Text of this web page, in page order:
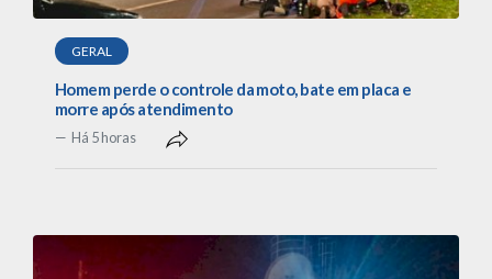
GERAL
Homem perde o controle da moto, bate em placa e
morre após atendimento
Há 5 horas